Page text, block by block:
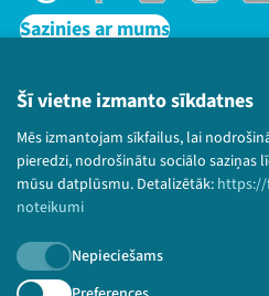
Šī vietne izmanto sīkdatnes
Mēs izmantojam sīkfailus, lai
pieredzi, nodrošinātu sociālo saziņas
mūsu datplūsmu. Detalizētāk:
noteikumi
Nepieciešams
Sazinies ar mums
Lietošanas noteikumi un
Bērnu aizsardzības politika
© 2026 Sarunu festivāls
paturētas.
Piesakies jaunumiem!